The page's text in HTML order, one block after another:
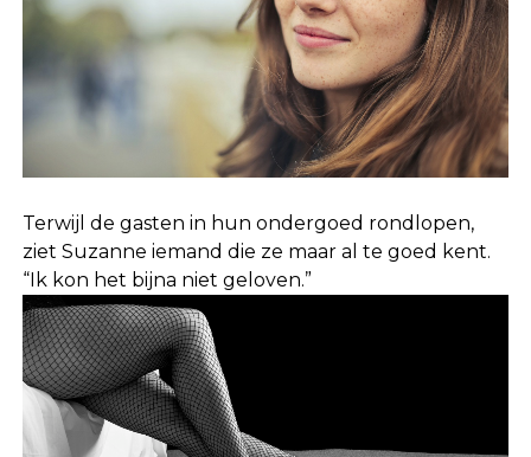
Terwijl de gasten in hun ondergoed rondlopen,
ziet Suzanne iemand die ze maar al te goed kent.
“Ik kon het bijna niet geloven.”